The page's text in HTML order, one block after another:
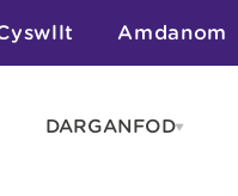
Amdanom
DARGANFODOpen